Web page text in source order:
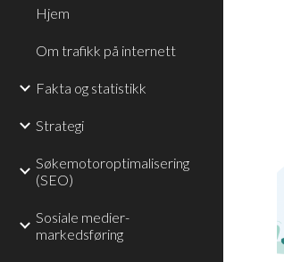
Hjem
Om trafikk på internett
Fakta og statistikk
Strategi
Søkemotoroptimalisering
(SEO)
Sosiale medier-
markedsføring